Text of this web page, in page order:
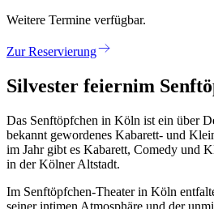
Weitere Termine verfügbar.
Zur Reservierung
Silvester feiernim
Das Senftöpfchen in Köln ist ein über
bekannt gewordenes Kabarett- und
im Jahr gibt es Kabarett, Comedy und
in der Kölner Altstadt.
Im Senftöpfchen-Theater in Köln
seiner intimen Atmosphäre und der